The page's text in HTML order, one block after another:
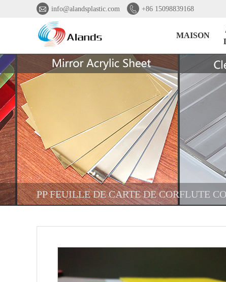
 info@alandsplastic.com  +86 15098839168
MAISON
PP FEUILLE DE CARTE DE CORFLUTE